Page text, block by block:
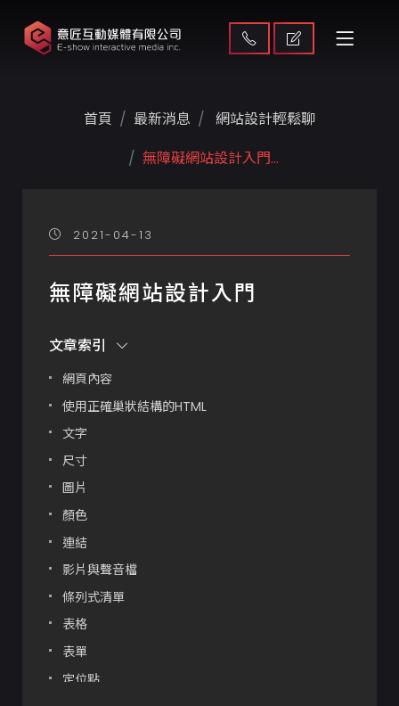
首頁 最新消息
網站設計輕鬆聊
無障礙網站設計入門...
2021-04-13
無障礙網站設計入門
文章索引
網頁內容
使用正確巢狀結構的HTML
文字
尺寸
圖片
顏色
連結
影片與聲音檔
條列式清單
表格
表單
定位點